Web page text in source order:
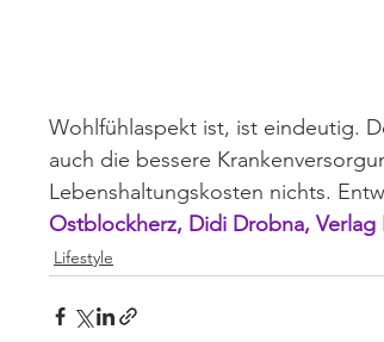
Wohlfühlaspekt ist, ist eindeutig.
auch die bessere
Lebenshaltungskosten nichts.
Ostblockherz, Didi Drobna, Verlag
Lifestyle